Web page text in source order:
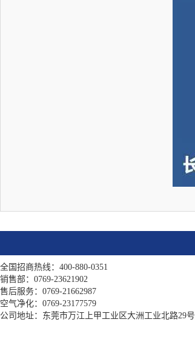
全国招商热线：400-880-0351
销售部：0769-23621902
售后服务：0769-21662987
空气净化：0769-23177579
公司地址：东莞市万江上甲工业区大洲工业北路29号